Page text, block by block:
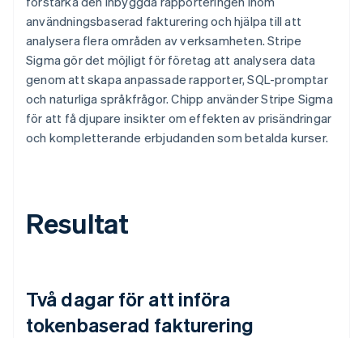
användningsbaserad fakturering och hjälpa till att
analysera flera områden av verksamheten. Stripe
Sigma gör det möjligt för företag att analysera data
genom att skapa anpassade rapporter, SQL-promptar
och naturliga språkfrågor. Chipp använder Stripe Sigma
för att få djupare insikter om effekten av prisändringar
och kompletterande erbjudanden som betalda kurser.
Resultat
Två dagar för att införa
tokenbaserad fakturering